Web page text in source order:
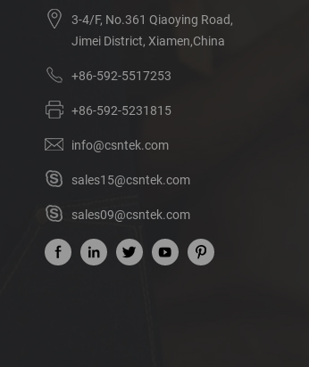
3-4/F, No.361 Qiaoying Road,
Jimei District, Xiamen,China
+86-592-5517253
+86-592-5231815
info@csntek.com
sales15@csntek.com
sales09@csntek.com